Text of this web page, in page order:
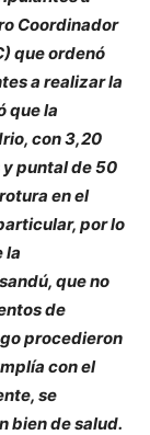
Coordinador
que ordenó
a realizar la
que la
con 3,20
puntal de 50
en el
por lo
la
que no
de
procedieron
con el
se
bien de salud.